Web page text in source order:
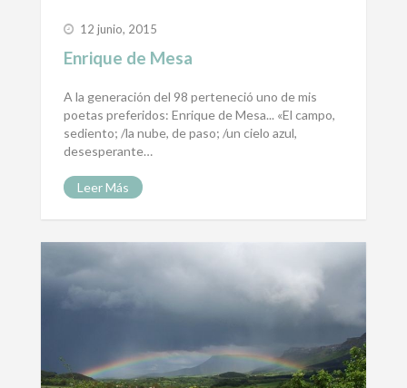
12 junio, 2015
Enrique de Mesa
A la generación del 98 perteneció uno de mis
poetas preferidos: Enrique de Mesa... «El campo,
sediento; /la nube, de paso; /un cielo azul,
desesperante…
Leer Más